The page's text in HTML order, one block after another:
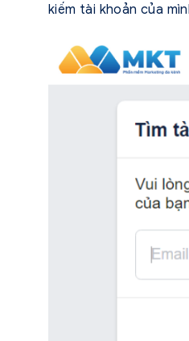
kiếm tài khoản của